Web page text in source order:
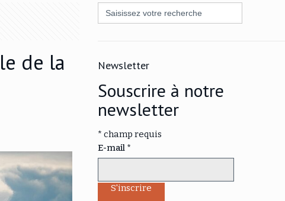
de la
Search
for:
Newsletter
Souscrire à notre
newsletter
* champ requis
E-mail *